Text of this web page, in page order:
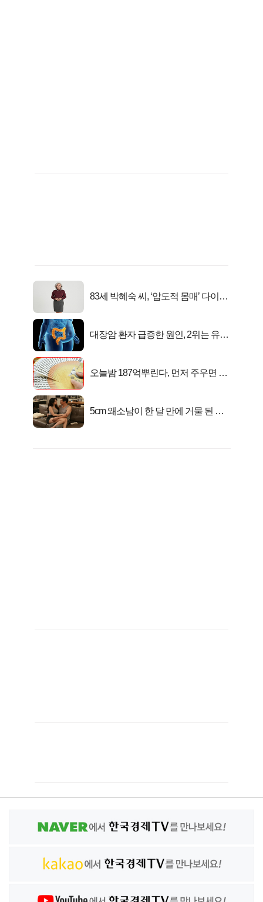
83세 박혜숙 씨, ‘압도적 몸매’ 다이어
대장암 환자 급증한 원인, 2위는 유산
오늘밤 187억뿌린다, 먼저 주우면 최
5cm 왜소남이 한 달 만에 거물 된 사